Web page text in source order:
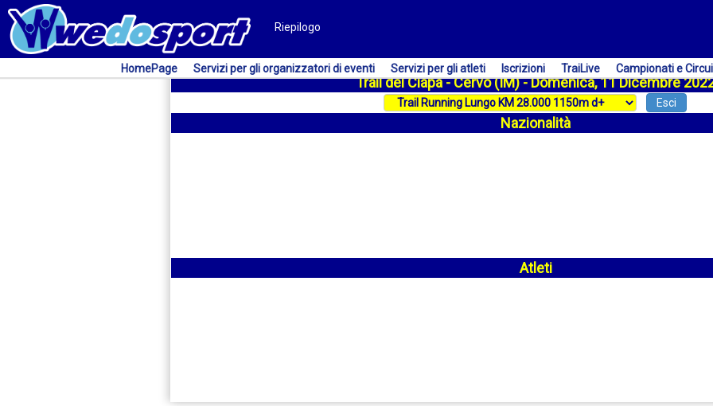
Riepilogo
HomePage Servizi per gli organizzatori di eventi Servizi per gli atleti Iscrizioni TraiLive Campionati e
Trail del Ciapà - Cervo (IM) - Domenica, 11 Dicembre
Esci
Nazionalità
Atleti